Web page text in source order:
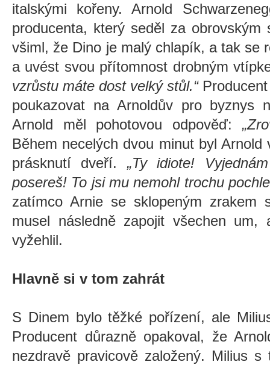
italskými kořeny. Arnold
producenta, který seděl za obrovským
všiml, že Dino je malý chlapík, a tak se
a uvést svou přítomnost drobným
vzrůstu máte dost velký stůl.“Producent
poukazovat na Arnoldův pro byznys
Arnold měl pohotovou odpověď:
Během necelých dvou minut byl
prásknutí dveří. „Ty idiote!
posereš! To jsi mu nemohl trochu
zatímco Arnie se sklopeným zrakem
musel následně zapojit všechen
vyžehlil.
Hlavně si v tom zahrát
S Dinem bylo těžké pořízení, ale
Producent důrazně opakoval, že
nezdravě pravicově založený. Milius